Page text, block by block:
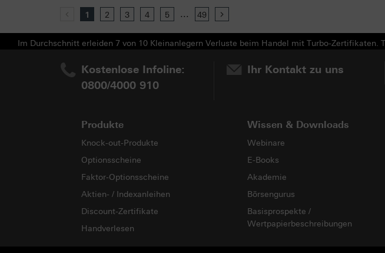
Previous
1 2 3 4 5 ... 49
Im Durchschnitt erleiden 7 von 10 Kleinanlegern Verluste beim Handel mit Turbo-
Kostenlose Infoline:
0800/4000 910
Ihr Kontakt zu uns
Produkte
Knock-out-Produkte
Optionsscheine
Faktor-Optionsscheine
Aktien- / Indexanleihen
Discount-Zertifikate
Handverlesen
Wissen & Downloads
Webinare
E-Books
Akademie
Börsengurus
Basisprospekte /
Wertpapierbeschreibungen